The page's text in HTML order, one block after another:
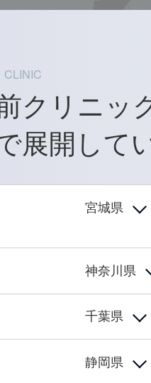
CLINIC
クリニッ
展開 して
宮城県
神奈川県
千葉県
静岡県